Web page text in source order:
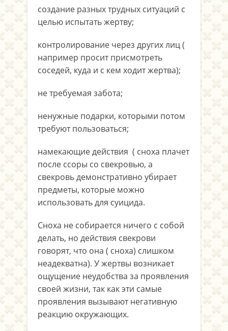
создание разных трудных ситуаций с
целью испытать жертву;
контролирование через других лиц (
например просит присмотреть
соседей, куда и с кем ходит жертва);
не требуемая забота;
ненужные подарки, которыми потом
требуют пользоваться;
намекающие действия ( сноха плачет
после ссоры со свекровью, а
свекровь демонстративно убирает
предметы, которые можно
использовать для суицида.
Сноха не собирается ничего с собой
делать, но действия свекрови
говорят, что она ( сноха) слишком
неадекватна). У жертвы возникает
ощущение неудобства за проявления
своей жизни, так как эти самые
проявления вызывают негативную
реакцию окружающих.